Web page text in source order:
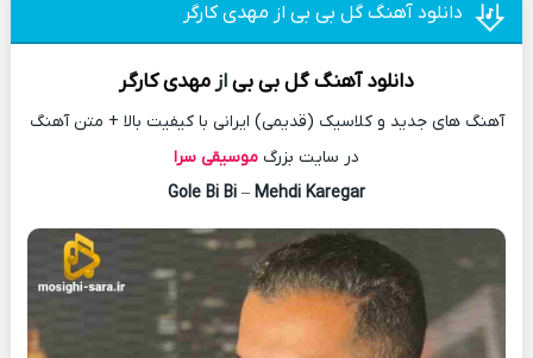
دانلود آهنگ گل بی بی از مهدی کارگر
دانلود آهنگگل بی بیازمهدی کارگر
آهنگ های جدید و کلاسیک (قدیمی) ایرانی با کیفیت بالا + متن آهنگ
در سایت بزرگ موسیقی سرا
Gole Bi Bi – Mehdi Karegar